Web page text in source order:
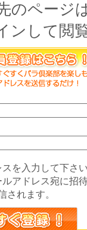
のページ
ンして閲
を入力して下さい
ルアドレス宛に招
されます。